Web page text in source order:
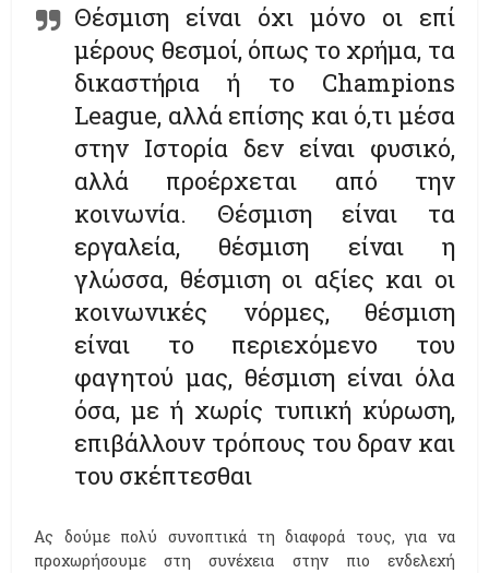
Θέσμιση είναι όχι μόνο οι επί
μέρους θεσμοί, όπως το χρήμα, τα
δικαστήρια ή το Champions
League, αλλά επίσης και ό,τι μέσα
στην Ιστορία δεν είναι φυσικό,
αλλά προέρχεται από την
κοινωνία. Θέσμιση είναι τα
εργαλεία, θέσμιση είναι η
γλώσσα, θέσμιση οι αξίες και οι
κοινωνικές νόρμες, θέσμιση
είναι το περιεχόμενο του
φαγητού μας, θέσμιση είναι όλα
όσα, με ή χωρίς τυπική κύρωση,
επιβάλλουν τρόπους του δραν και
του σκέπτεσθαι
Ας δούμε πολύ συνοπτικά τη διαφορά τους, για να
προχωρήσουμε στη συνέχεια στην πιο ενδελεχή